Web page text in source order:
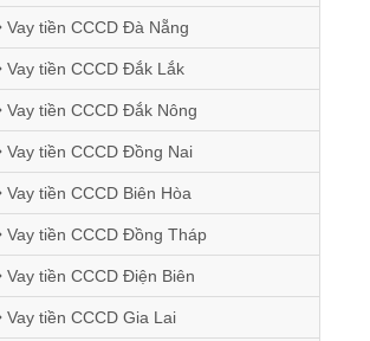
Vay tiền CCCD Đà Nẵng
Vay tiền CCCD Đắk Lắk
Vay tiền CCCD Đắk Nông
Vay tiền CCCD Đồng Nai
Vay tiền CCCD Biên Hòa
Vay tiền CCCD Đồng Tháp
Vay tiền CCCD Điện Biên
Vay tiền CCCD Gia Lai